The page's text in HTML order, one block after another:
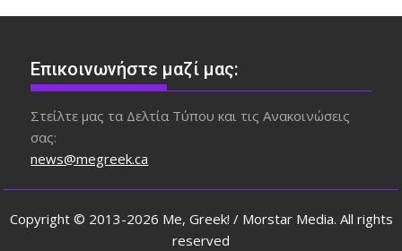
Επικοινωνήστε μαζί μας:
Στείλτε μας τα Δελτία Τύπου και τις Ανακοινώσεις
σας:
news@megreek.ca
Copyright © 2013-2026 Me, Greek! / Morstar Media. All rights
reserved